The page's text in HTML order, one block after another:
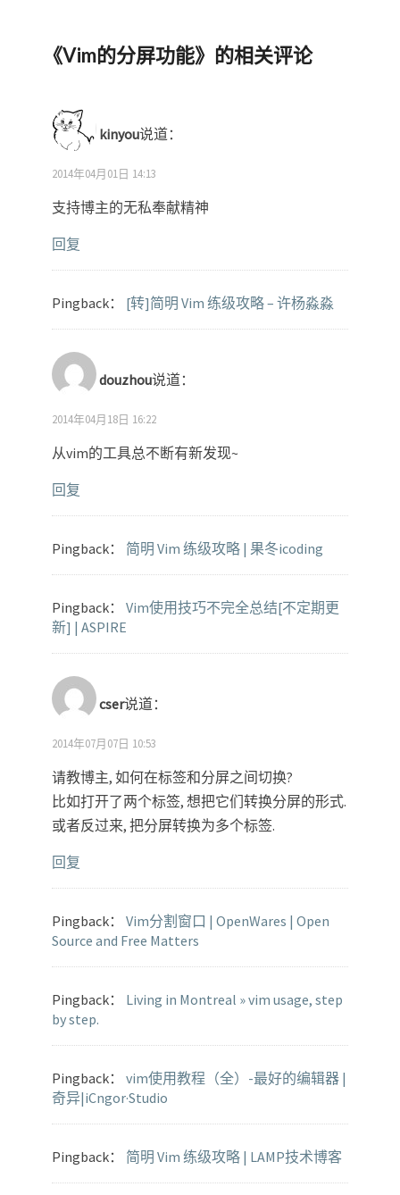
《Vim的分屏功能》的相关评论
kinyou说道：
2014年04月01日 14:13
支持博主的无私奉献精神
回复
Pingback： [转]简明 Vim 练级攻略 – 许杨淼淼
douzhou说道：
2014年04月18日 16:22
从vim的工具总不断有新发现~
回复
Pingback： 简明 Vim 练级攻略 | 果冬icoding
Pingback： Vim使用技巧不完全总结[不定期更
新] | ASPIRE
cser说道：
2014年07月07日 10:53
请教博主, 如何在标签和分屏之间切换?
比如打开了两个标签, 想把它们转换分屏的形式.
或者反过来, 把分屏转换为多个标签.
回复
Pingback： Vim分割窗口 | OpenWares | Open
Source and Free Matters
Pingback： Living in Montreal » vim usage, step
by step.
Pingback： vim使用教程（全）-最好的编辑器 |
奇异|iCngor·Studio
Pingback： 简明 Vim 练级攻略 | LAMP技术博客